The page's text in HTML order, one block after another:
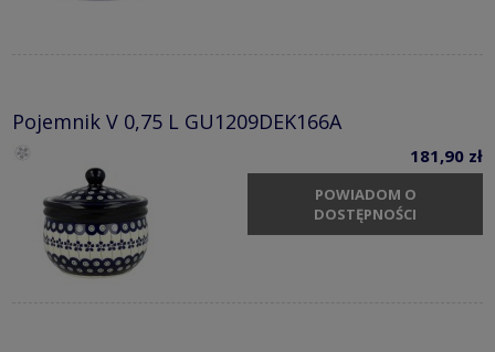
Pojemnik V 0,75 L GU1209DEK166A
181,90 zł
POWIADOM O
DOSTĘPNOŚCI